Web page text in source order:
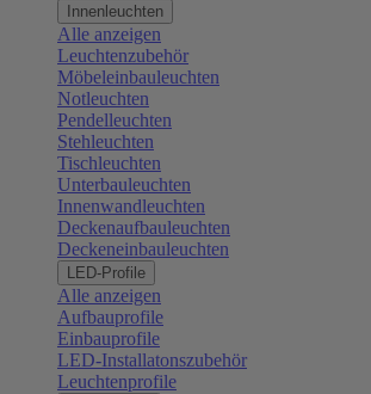
Innenleuchten
Alle anzeigen
Leuchtenzubehör
Möbeleinbauleuchten
Notleuchten
Pendelleuchten
Stehleuchten
Tischleuchten
Unterbauleuchten
Innenwandleuchten
Deckenaufbauleuchten
Deckeneinbauleuchten
LED-Profile
Alle anzeigen
Aufbauprofile
Einbauprofile
LED-Installatonszubehör
Leuchtenprofile